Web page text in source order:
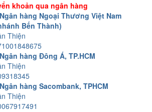
khoản qua ngân hàng
hàng Ngoại Thương Việt Nam
Bến Thành)
Thiện
hàng Đông Á, TP.HCM
Thiện
hàng Sacombank, TPHCM
Thiện